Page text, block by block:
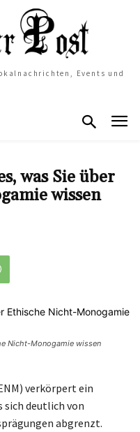
Events und
was Sie über
wissen
Nicht-Monogamie wissen
verkörpert ein
sich deutlich von
abgrenzt.